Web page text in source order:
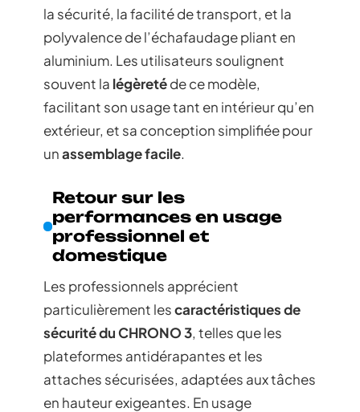
la sécurité, la facilité de transport, et la
polyvalence de l’échafaudage pliant en
aluminium. Les utilisateurs soulignent
souvent la légèretéde ce modèle,
facilitant son usage tant en intérieur qu’en
extérieur, et sa conception simplifiée pour
unassemblage facile.
Retour sur les
performances en usage
professionnel et
domestique
Les professionnels apprécient
particulièrement lescaractéristiques de
sécurité du CHRONO 3, telles que les
plateformes antidérapantes et les
attaches sécurisées, adaptées aux tâches
en hauteur exigeantes. En usage